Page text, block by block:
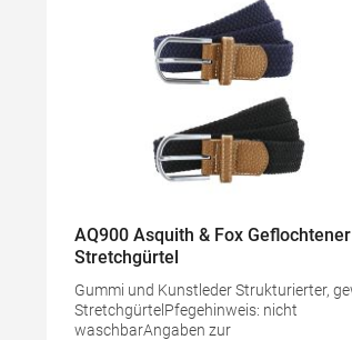
AQ900 Asquith & Fox Geflochtener
Stretchgürtel
Gummi und Kunstleder Strukturierter, gewebter
StretchgürtelPfegehinweis: nicht
waschbarAngaben zur